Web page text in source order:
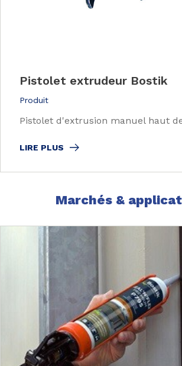
Pistolet extrudeur Bostik
Produit
Pistolet d'extrusion manuel haut
LIRE PLUS
Marchés &